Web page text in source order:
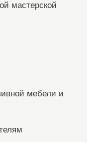
мастерской
мебели и